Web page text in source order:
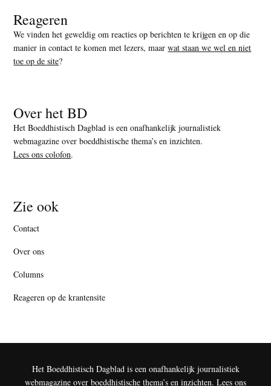
Reageren
We vinden het geweldig om reacties op berichten te krijgen en op die
manier in contact te komen met lezers, maarwat staan we wel en niet
toe op de site?
Over het BD
Het Boeddhistisch Dagblad is een onafhankelijk journalistiek
webmagazine over boeddhistische thema’s en inzichten.
Lees ons colofon.
Zie ook
Contact
Over ons
Columns
Reageren op de krantensite
Het Boeddhistisch Dagblad is een onafhankelijk journalistiek
webmagazine over boeddhistische thema’s en inzichten. Lees ons